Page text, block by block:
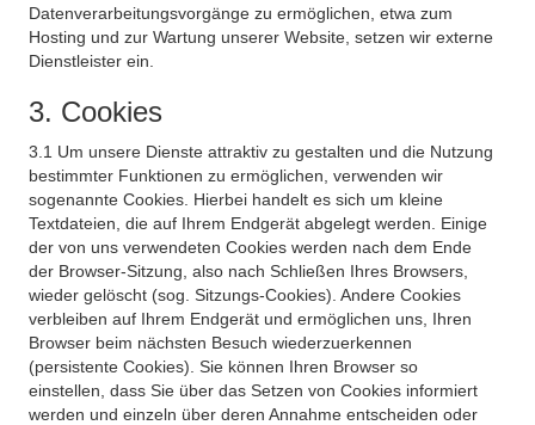
Datenverarbeitungsvorgänge zu ermöglichen, etwa zum
Hosting und zur Wartung unserer Website, setzen wir externe
Dienstleister ein.
3. Cookies
3.1 Um unsere Dienste attraktiv zu gestalten und die Nutzung
bestimmter Funktionen zu ermöglichen, verwenden wir
sogenannte Cookies. Hierbei handelt es sich um kleine
Textdateien, die auf Ihrem Endgerät abgelegt werden. Einige
der von uns verwendeten Cookies werden nach dem Ende
der Browser-Sitzung, also nach Schließen Ihres Browsers,
wieder gelöscht (sog. Sitzungs-Cookies). Andere Cookies
verbleiben auf Ihrem Endgerät und ermöglichen uns, Ihren
Browser beim nächsten Besuch wiederzuerkennen
(persistente Cookies). Sie können Ihren Browser so
einstellen, dass Sie über das Setzen von Cookies informiert
werden und einzeln über deren Annahme entscheiden oder